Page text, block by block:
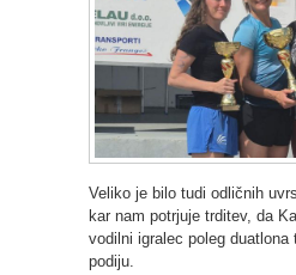
Veliko je bilo tudi odličnih
kar nam potrjuje trditev, da
vodilni igralec poleg duatlona
podiju.